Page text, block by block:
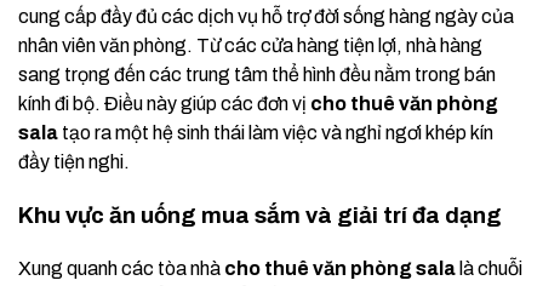
cung cấp đầy đủ các dịch vụ hỗ trợ đời sống hàng ngày của
nhân viên văn phòng. Từ các cửa hàng tiện lợi, nhà hàng
sang trọng đến các trung tâm thể hình đều nằm trong bán
kính đi bộ. Điều này giúp các đơn vị cho thuê văn phòng
sala tạo ra một hệ sinh thái làm việc và nghỉ ngơi khép kín
đầy tiện nghi.
Khu vực ăn uống mua sắm và giải trí đa dạng
Xung quanh các tòa nhà cho thuê văn phòng sala là chuỗi